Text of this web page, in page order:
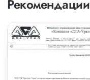
Рекомендации